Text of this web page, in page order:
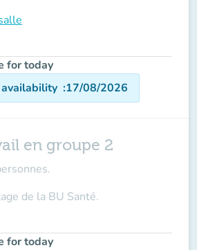
for today
:17/08/2026
en groupe 2
de la BU Santé.
for today